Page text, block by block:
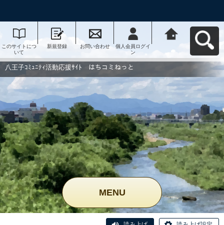
このサイトにつ
いて
新規登録 お問い合わせ
個人会員ログイ
ン
動応援ｻｲﾄ はち
コミねっとへ戻
八王子ｺﾐｭﾆﾃｨ活動応援ｻｲﾄ はちコミねっと
MENU